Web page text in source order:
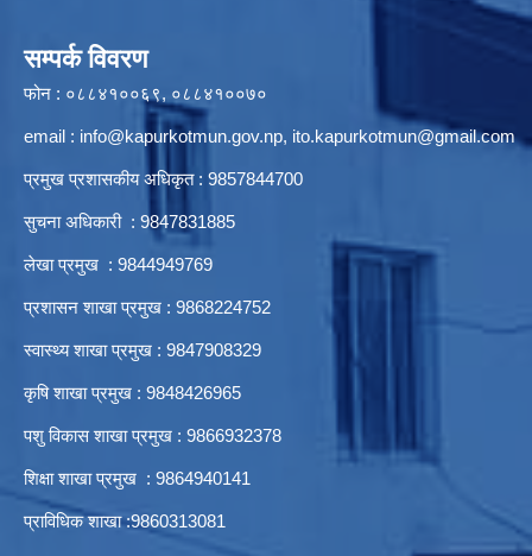
सम्पर्क विवरण
फोन : ०८८४१००६९, ०८८४१००७०
email : info@kapurkotmun.gov.np, ito.kapurkotmun@gmail.com
प्रमुख प्रशासकीय अधिकृत : 9857844700
सुचना अधिकारी : 9847831885
लेखा प्रमुख : 9844949769
प्रशासन शाखा प्रमुख : 9868224752
स्वास्थ्य शाखा प्रमुख : 9847908329
कृषि शाखा प्रमुख : 9848426965
पशु विकास शाखा प्रमुख : 9866932378
शिक्षा शाखा प्रमुख : 9864940141
प्राविधिक शाखा :9860313081